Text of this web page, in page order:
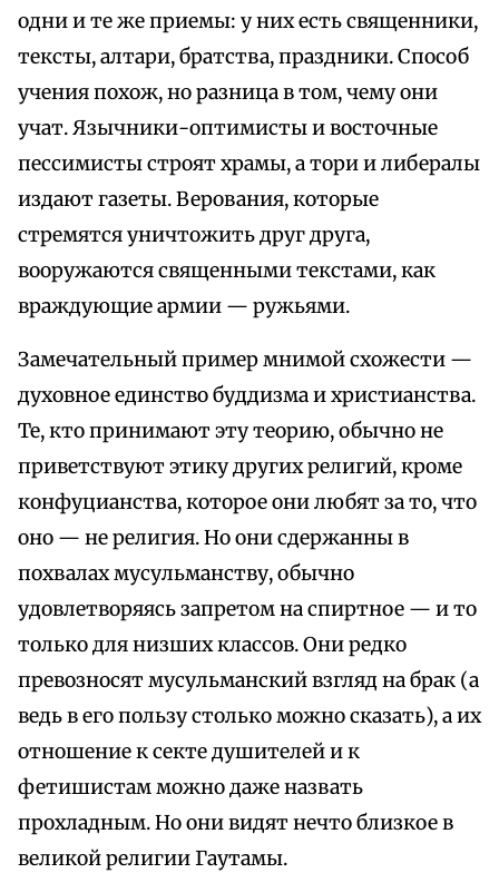
одни и те же приемы: у них есть священники,
тексты, алтари, братства, праздники. Способ
учения похож, но разница в том, чему они
учат. Язычники-оптимисты и восточные
пессимисты строят храмы, а тори и либералы
издают газеты. Верования, которые
стремятся уничтожить друг друга,
вооружаются священными текстами, как
враждующие армии — ружьями.
Замечательный пример мнимой схожести —
духовное единство буддизма и христианства.
Те, кто принимают эту теорию, обычно не
приветствуют этику других религий, кроме
конфуцианства, которое они любят за то, что
оно — не религия. Но они сдержанны в
похвалах мусульманству, обычно
удовлетворяясь запретом на спиртное — и то
только для низших классов. Они редко
превозносят мусульманский взгляд на брак (а
ведь в его пользу столько можно сказать), а их
отношение к секте душителей и к
фетишистам можно даже назвать
прохладным. Но они видят нечто близкое в
великой религии Гаутамы.